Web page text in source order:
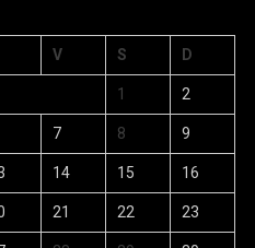
V S D
1 2
7 8 9
14 15 16
21 22 23